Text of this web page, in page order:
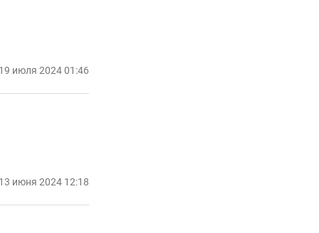
июля 2024 01:46
июня 2024 12:18